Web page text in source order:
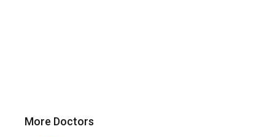
More Doctors